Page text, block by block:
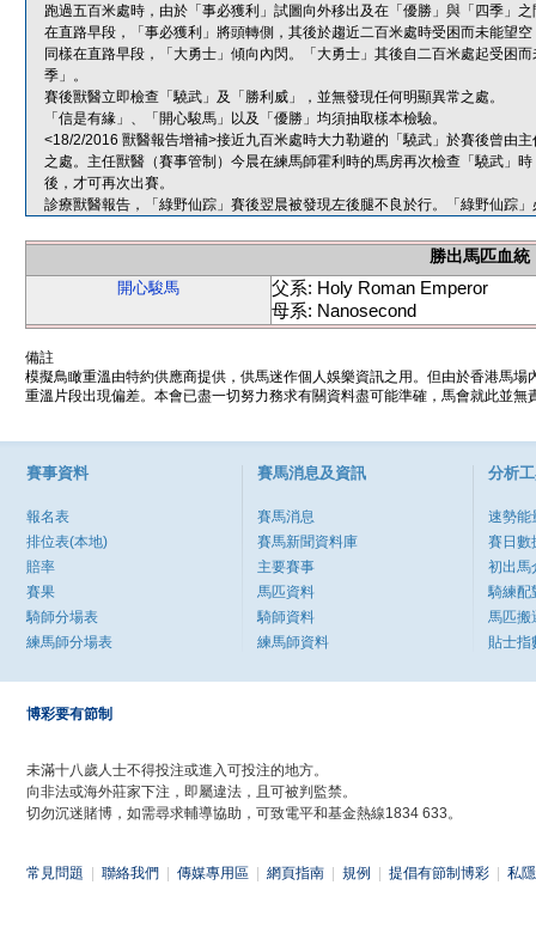
跑過五百米處時，由於「事必獲利」試圖向外移出及在「優勝」與「四季」
在直路早段，「事必獲利」將頭轉側，其後於趨近二百米處時受困而未能望
同樣在直路早段，「大勇士」傾向內閃。「大勇士」其後自二百米處起受困
季」。
賽後獸醫立即檢查「驍武」及「勝利威」，並無發現任何明顯異常之處。
「信是有緣」、「開心駿馬」以及「優勝」均須抽取樣本檢驗。
<18/2/2016 獸醫報告增補>接近九百米處時大力勒避的「驍武」於賽後曾由
之處。主任獸醫（賽事管制）今晨在練馬師霍利時的馬房再次檢查「驍武」
後，才可再次出賽。
診療獸醫報告，「綠野仙踪」賽後翌晨被發現左後腿不良於行。「綠野仙踪
勝出馬匹血統
開心駿馬
父系: Holy Roman Emperor
母系: Nanosecond
備註
模擬鳥瞰重溫由特約供應商提供，供馬迷作個人娛樂資訊之用。但由於香港馬
重溫片段出現偏差。本會已盡一切努力務求有關資料盡可能準確，馬會就此並
賽事資料
報名表
排位表(本地)
賠率
賽果
騎師分場表
練馬師分場表
賽馬消息及資訊
賽馬消息
賽馬新聞資料庫
主要賽事
馬匹資料
騎師資料
練馬師資料
分析
速勢能
賽日數
初出馬
騎練配
馬匹搬
貼士指
博彩要有節制
未滿十八歲人士不得投注或進入可投注的地方。
向非法或海外莊家下注，即屬違法，且可被判監禁。
切勿沉迷賭博，如需尋求輔導協助，可致電平和基金熱線1834 633。
常見問題 聯絡我們 傳媒專用區 網頁指南 規例 提倡有節制博彩 私